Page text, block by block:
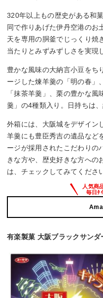
320年以上もの歴史がある和
同で作りあげた伊丹空港のお
天を専用の胴釜でじっくり焼
当たりとみずみずしさを実現
豊かな風味の大納言小豆をち
ージした煉羊羹の「明の春」
「抹茶羊羹」、栗の豊かな
羹」の4種類入り。日持ちは、
外箱には、大阪城をデザイン
羊羹にも豊臣秀吉の遺品など
ージが採用されたこだわりの
きな方や、歴史好きな方への
は、チェックしてみてくださ
有楽製菓 大阪ブラックサンダ